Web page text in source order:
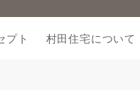
プト 村田住宅について